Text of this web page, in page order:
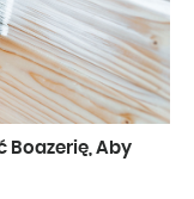
Boazerię, Aby